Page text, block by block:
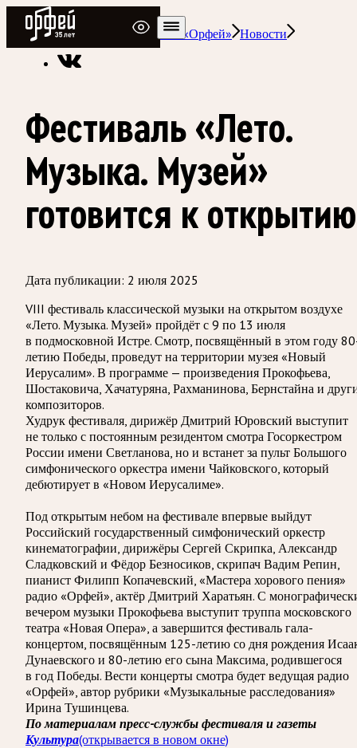
Радио Орфей
Радио классической музыки «Орфей» Новости
Фестиваль «Лето.
Музыка. Музей»
готовится к открытию
Дата публикации: 2 июля 2025
VIII фестиваль классической музыки на открытом воздухе
«Лето. Музыка. Музей» пройдёт с 9 по 13 июля
в подмосковной Истре. Смотр, посвящённый в этом году
летию Победы, проведут на территории музея «Новый
Иерусалим». В программе — произведения Прокофьева,
Шостаковича, Хачатуряна, Рахманинова, Бернстайна и
композиторов.
Худрук фестиваля, дирижёр Дмитрий Юровский выступит
не только с постоянным резидентом смотра Госоркестром
России имени Светланова, но и встанет за пульт Большого
симфонического оркестра имени Чайковского, который
дебютирует в «Новом Иерусалиме».
Под открытым небом на фестивале впервые выйдут
Российский государственный симфонический оркестр
кинематографии, дирижёры Сергей Скрипка, Александр
Сладковский и Фёдор Безносиков, скрипач Вадим Репин,
пианист Филипп Копачевский, «Мастера хорового пения»
радио «Орфей», актёр Дмитрий Харатьян. С
вечером музыки Прокофьева выступит труппа московского
театра «Новая Опера», а завершится фестиваль гала-
концертом, посвящённым 125-летию со дня рождения
Дунаевского и 80-летию его сына Максима, родившегося
в год Победы. Вести концерты смотра будет ведущая радио
«Орфей», автор рубрики «Музыкальные расследования»
Ирина Тушинцева.
По материалам пресс-службы фестиваля и газеты
Культура(открывается в новом окне)